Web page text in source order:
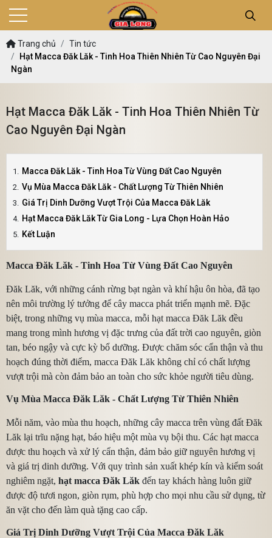
Trang chủ
Tin tức
Hạt Macca Đăk Lăk - Tinh Hoa Thiên Nhiên Từ Cao Nguyên Đại
Ngàn
Hạt Macca Đăk Lăk - Tinh Hoa Thiên Nhiên Từ
Cao Nguyên Đại Ngàn
Macca Đăk Lăk - Tinh Hoa Từ Vùng Đất Cao Nguyên
Vụ Mùa Macca Đăk Lăk - Chất Lượng Từ Thiên Nhiên
Giá Trị Dinh Dưỡng Vượt Trội Của Macca Đăk Lăk
Hạt Macca Đăk Lăk Từ Gia Long - Lựa Chọn Hoàn Hảo
Kết Luận
Macca Đăk Lăk - Tinh Hoa Từ Vùng Đất Cao Nguyên
Đăk Lăk, với những cánh rừng bạt ngàn và khí hậu ôn hòa, đã tạo
nên môi trường lý tưởng để cây macca phát triển mạnh mẽ. Đặc
biệt, trong những vụ mùa macca, mỗi hạt macca Đăk Lăk đều
mang trong mình hương vị đặc trưng của đất trời cao nguyên, giòn
tan, béo ngậy và cực kỳ bổ dưỡng. Được chăm sóc cẩn thận và thu
hoạch đúng thời điểm, macca Đăk Lăk không chỉ có chất lượng
vượt trội mà còn đảm bảo an toàn cho sức khỏe người tiêu dùng.
Vụ Mùa Macca Đăk Lăk - Chất Lượng Từ Thiên Nhiên
Mỗi năm, vào mùa thu hoạch, những cây macca trên vùng đất Đăk
Lăk lại trĩu nặng hạt, báo hiệu một mùa vụ bội thu. Các hạt macca
được thu hoạch và xử lý cẩn thận, đảm bảo giữ nguyên hương vị
và giá trị dinh dưỡng. Với quy trình sản xuất khép kín và kiểm soát
nghiêm ngặt, hạt macca Đăk Lăk đến tay khách hàng luôn giữ
được độ tươi ngon, giòn rụm, phù hợp cho mọi nhu cầu sử dụng, từ
ăn vặt cho đến làm quà tặng cao cấp.
Giá Trị Dinh Dưỡng Vượt Trội Của Macca Đăk Lăk
Mã giảm giá:
Ngày hết hạn:
Điều kiện: